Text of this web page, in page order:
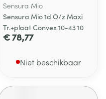
Sensura Mio
Sensura Mio 1d O/z Maxi
Tr.+plaat Convex 10-43 10
€ 78,77
Niet beschikbaar